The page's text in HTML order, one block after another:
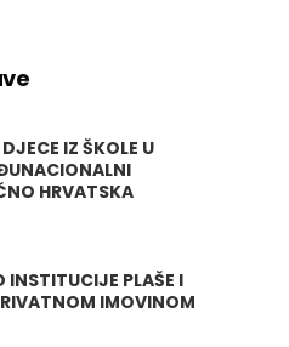
IZ ŠKOLE U
HRVATSKA
INSTITUCIJE PLAŠE I
IMOVINOM